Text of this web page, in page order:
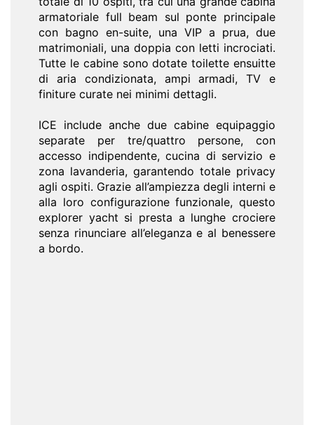
armatoriale full beam sul ponte principale
con bagno en-suite, una VIP a prua, due
matrimoniali, una doppia con letti incrociati.
Tutte le cabine sono dotate toilette ensuitte
di aria condizionata, ampi armadi, TV e
finiture curate nei minimi dettagli.
ICE include anche due cabine equipaggio
separate per tre/quattro persone, con
accesso indipendente, cucina di servizio e
zona lavanderia, garantendo totale privacy
agli ospiti. Grazie all’ampiezza degli interni e
alla loro configurazione funzionale, questo
explorer yacht si presta a lunghe crociere
senza rinunciare all’eleganza e al benessere
a bordo.